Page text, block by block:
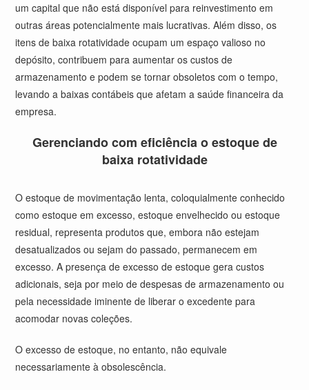
um capital que não está disponível para reinvestimento em
outras áreas potencialmente mais lucrativas. Além disso, os
itens de baixa rotatividade ocupam um espaço valioso no
depósito, contribuem para aumentar os custos de
armazenamento e podem se tornar obsoletos com o tempo,
levando a baixas contábeis que afetam a saúde financeira da
empresa.
Gerenciando com eficiência o estoque de
baixa rotatividade
O estoque de movimentação lenta, coloquialmente conhecido
como estoque em excesso, estoque envelhecido ou estoque
residual, representa produtos que, embora não estejam
desatualizados ou sejam do passado, permanecem em
excesso. A presença de excesso de estoque gera custos
adicionais, seja por meio de despesas de armazenamento ou
pela necessidade iminente de liberar o excedente para
acomodar novas coleções.
O excesso de estoque, no entanto, não equivale
necessariamente à obsolescência.